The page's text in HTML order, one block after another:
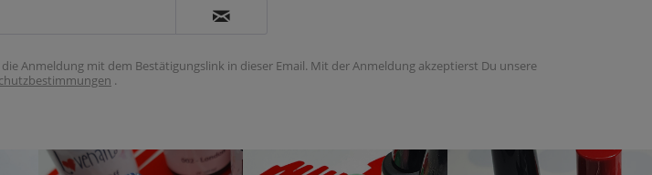
Anmeldung mit dem Bestätigungslink in dieser Email. Mit der Anmeldung akzeptierst Du unsere
.